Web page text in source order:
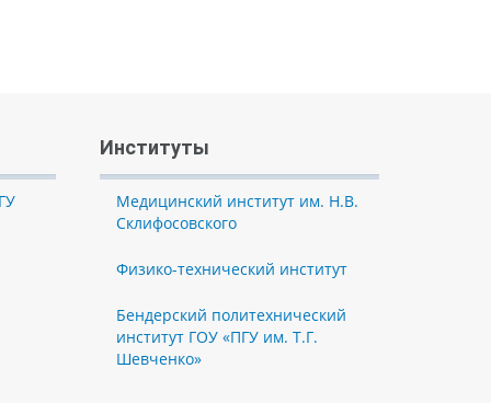
Институты
Медицинский институт им. Н.В.
Склифосовского
Физико-технический институт
Бендерский политехнический
институт ГОУ «ПГУ им. Т.Г.
Шевченко»